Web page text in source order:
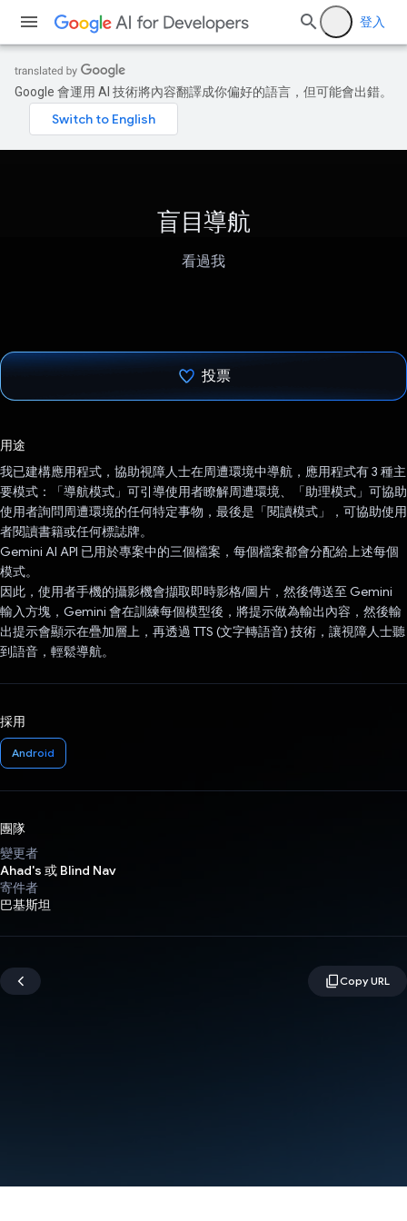
登入
Google 會運用 AI 技術將內容翻譯成你偏好的語言，但可能會出錯。
盲目導航
看過我
投票
用途
我已建構應用程式，協助視障人士在周遭環境中導航，應用程式有 3 種主
要模式：「導航模式」可引導使用者瞭解周遭環境、「助理模式」可協助
使用者詢問周遭環境的任何特定事物，最後是「閱讀模式」，可協助使用
者閱讀書籍或任何標誌牌。
Gemini AI API 已用於專案中的三個檔案，每個檔案都會分配給上述每個
模式。
因此，使用者手機的攝影機會擷取即時影格/圖片，然後傳送至 Gemini
輸入方塊，Gemini 會在訓練每個模型後，將提示做為輸出內容，然後輸
出提示會顯示在疊加層上，再透過 TTS (文字轉語音) 技術，讓視障人士聽
到語音，輕鬆導航。
採用
Android
團隊
變更者
Ahad's 或 Blind Nav
寄件者
巴基斯坦